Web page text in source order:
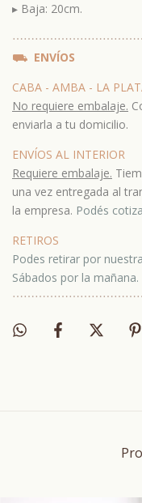
▸ Baja: 20cm.
⋯⋯⋯⋯⋯⋯⋯⋯⋯⋯
⛟ ENVÍOS
CABA - AMBA - LA
No requiere embalaje.
enviarla a tu domicilio.
ENVÍOS AL INTERIOR
Requiere embalaje.
una vez entregada al
la empresa. Podés
RETIROS
Podes retirar por
Sábados por la mañana.
⋯⋯⋯⋯⋯⋯⋯⋯⋯⋯